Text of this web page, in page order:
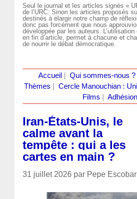
Seul le journal et les articles signés «
de l’URC. Sinon les articles proposés
destinés à élargir notre champ de
donc pas forcément que nous
développée par les auteurs.
en fin d’article, permet à chacune et
de nourrir le débat démocratique.
Accueil Qui sommes-nous ?
Thèmes
Cercle Manouchian :
Films
Adhésion
Iran-États-Unis, le
calme avant la
tempête : qui a les
cartes en main ?
31 juillet 2026 par Pepe Escobar